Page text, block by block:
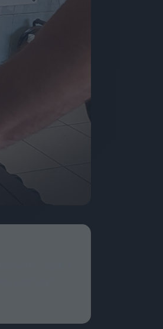
– csak a
szoftvert